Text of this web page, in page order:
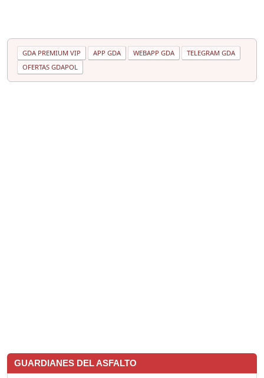
GDA PREMIUM VIP APP GDA WEBAPP GDA
TELEGRAM GDA
OFERTAS GDAPOL
GUARDIANES DEL ASFALTO